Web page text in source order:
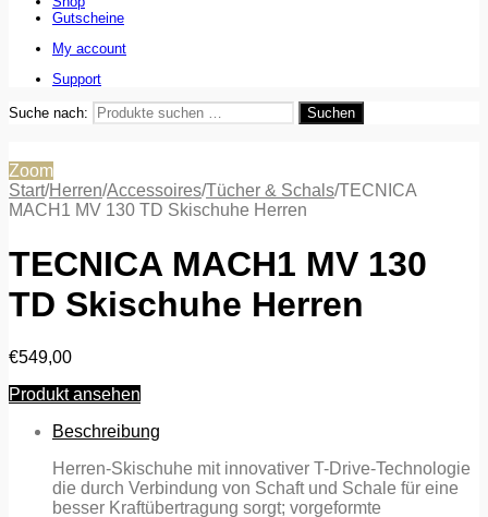
Gutscheine
My account
Support
Suche nach: Suchen
Zoom
Start/Herren/Accessoires/Tücher & Schals/TECNICA
MACH1 MV 130 TD Skischuhe Herren
TECNICA MACH1 MV 130
TD Skischuhe Herren
€549,00
Produkt ansehen
Beschreibung
Herren-Skischuhe mit innovativer T-Drive-Technologie
die durch Verbindung von Schaft und Schale für eine
besser Kraftübertragung sorgt; vorgeformte